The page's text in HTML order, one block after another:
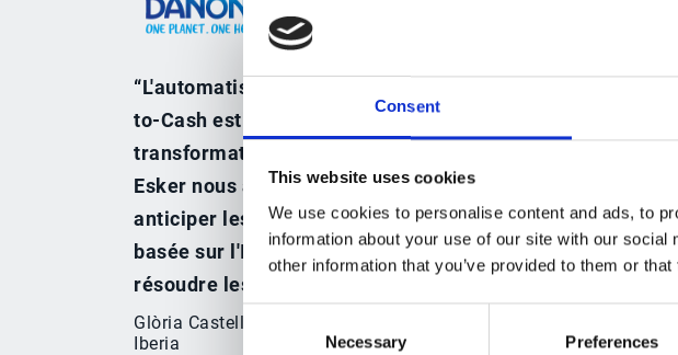
Consent
This website uses cookies
We use cookies to personalise content and ads, to
information about your use of our site with our
other information that you’ve provided to them or
Consent
Necessary Preferences
“L'automatisation des déductions au sein du cycle Invoice-
to-Cash est la partie la plus importante de notre
transformation digitale, compte tenu de sa complexité.
Esker nous a fourni la visibilité nécessaire pour réduire et
anticiper les paiements partiels. La technologie d'Esker
basée sur l'IA a été fondamentale pour nous aider à
résoudre les défis liés aux déductions.”
Glòria Castellà, Responsable de la gestion du poste client, Danone
Iberia